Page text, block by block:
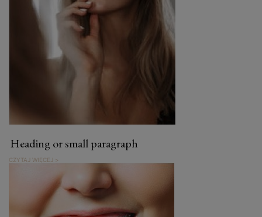
Heading or small paragraph
CZYTAJ WIĘCEJ >